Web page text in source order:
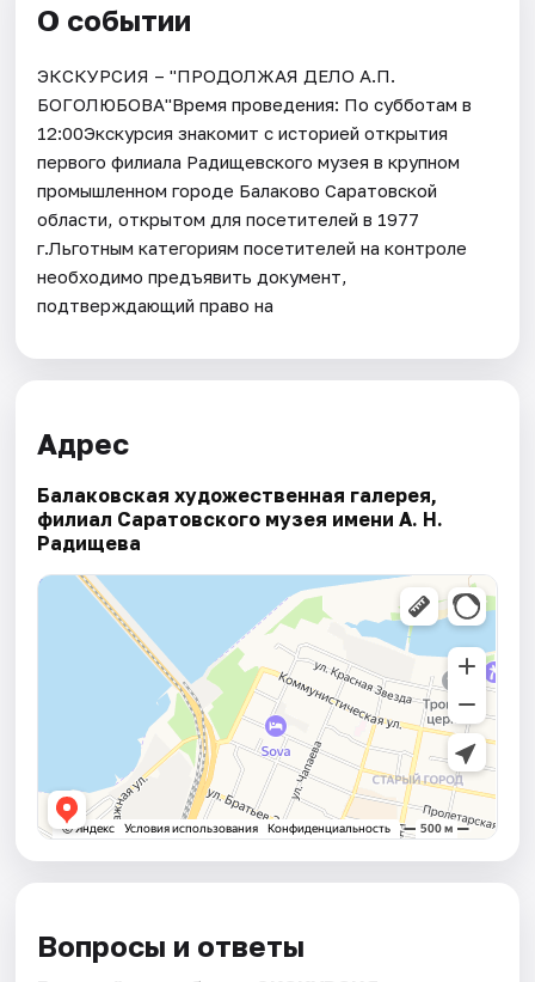
О событии
ЭКСКУРСИЯ – "ПРОДОЛЖАЯ ДЕЛО А.П.
БОГОЛЮБОВА"Время проведения: По субботам в
12:00Экскурсия знакомит с историей открытия
первого филиала Радищевского музея в крупном
промышленном городе Балаково Саратовской
области, открытом для посетителей в 1977
г.Льготным категориям посетителей на контроле
необходимо предъявить документ,
подтверждающий право на
Адрес
Балаковская художественная галерея,
филиал Саратовского музея имени А. Н.
Радищева
Вопросы и ответы